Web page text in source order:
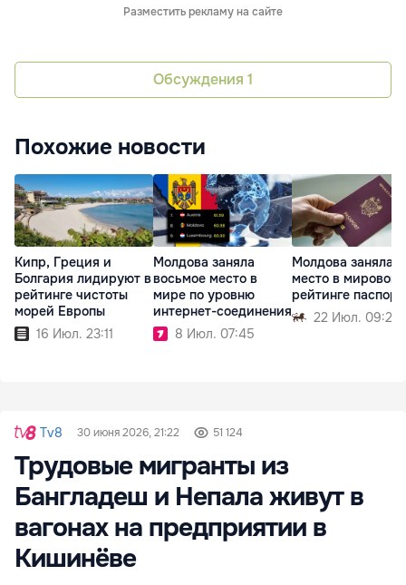
Разместить рекламу на сайте
Обсуждения 1
Похожие новости
Кипр, Греция и
Болгария лидируют в
рейтинге чистоты
морей Европы
16 Июл. 23:11
Молдова заняла
восьмое место в
мире по уровню
интернет-соединения
8 Июл. 07:45
Молдова заняла
место в мировом
рейтинге
22 Июл. 09:29
Tv8 30 июня 2026, 21:22 51 124
Трудовые мигранты из
Бангладеш и Непала живут в
вагонах на предприятии в
Кишинёве